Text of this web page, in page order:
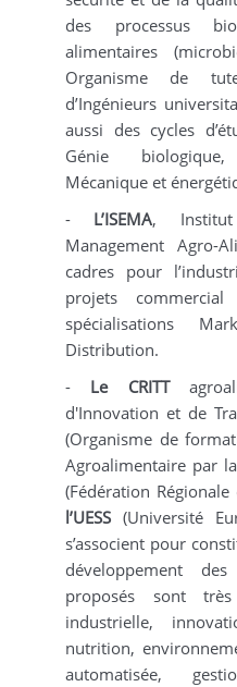
des processus
alimentaires
Organisme de
d’Ingénieurs
aussi des cycles
Génie
Mécanique et
- L’ISEMA, Institut
Management Agro-
cadres pour
projets commercial
spécialisations
Distribution.
- Le CRITT
d'Innovation et de
(Organisme de
Agroalimentaire par
(Fédération
l’UESS (Université
s’associent pour
développement
proposés sont
industrielle,
nutrition,
automatisée,